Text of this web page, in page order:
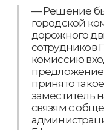
— Решение
городской
дорожного
сотрудников
комиссию
принято
заместитель
связям с